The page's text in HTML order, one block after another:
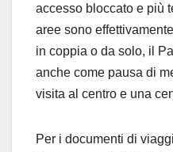
accesso bloccato e più
aree sono
in coppia o da solo, il
anche come pausa di
visita al centro e una
Per i documenti di